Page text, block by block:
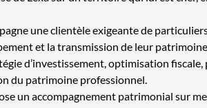
une clientèle exigeante de
et la transmission de leur
d’investissement, optimisation
du patrimoine professionnel.
un accompagnement patrimonial sur